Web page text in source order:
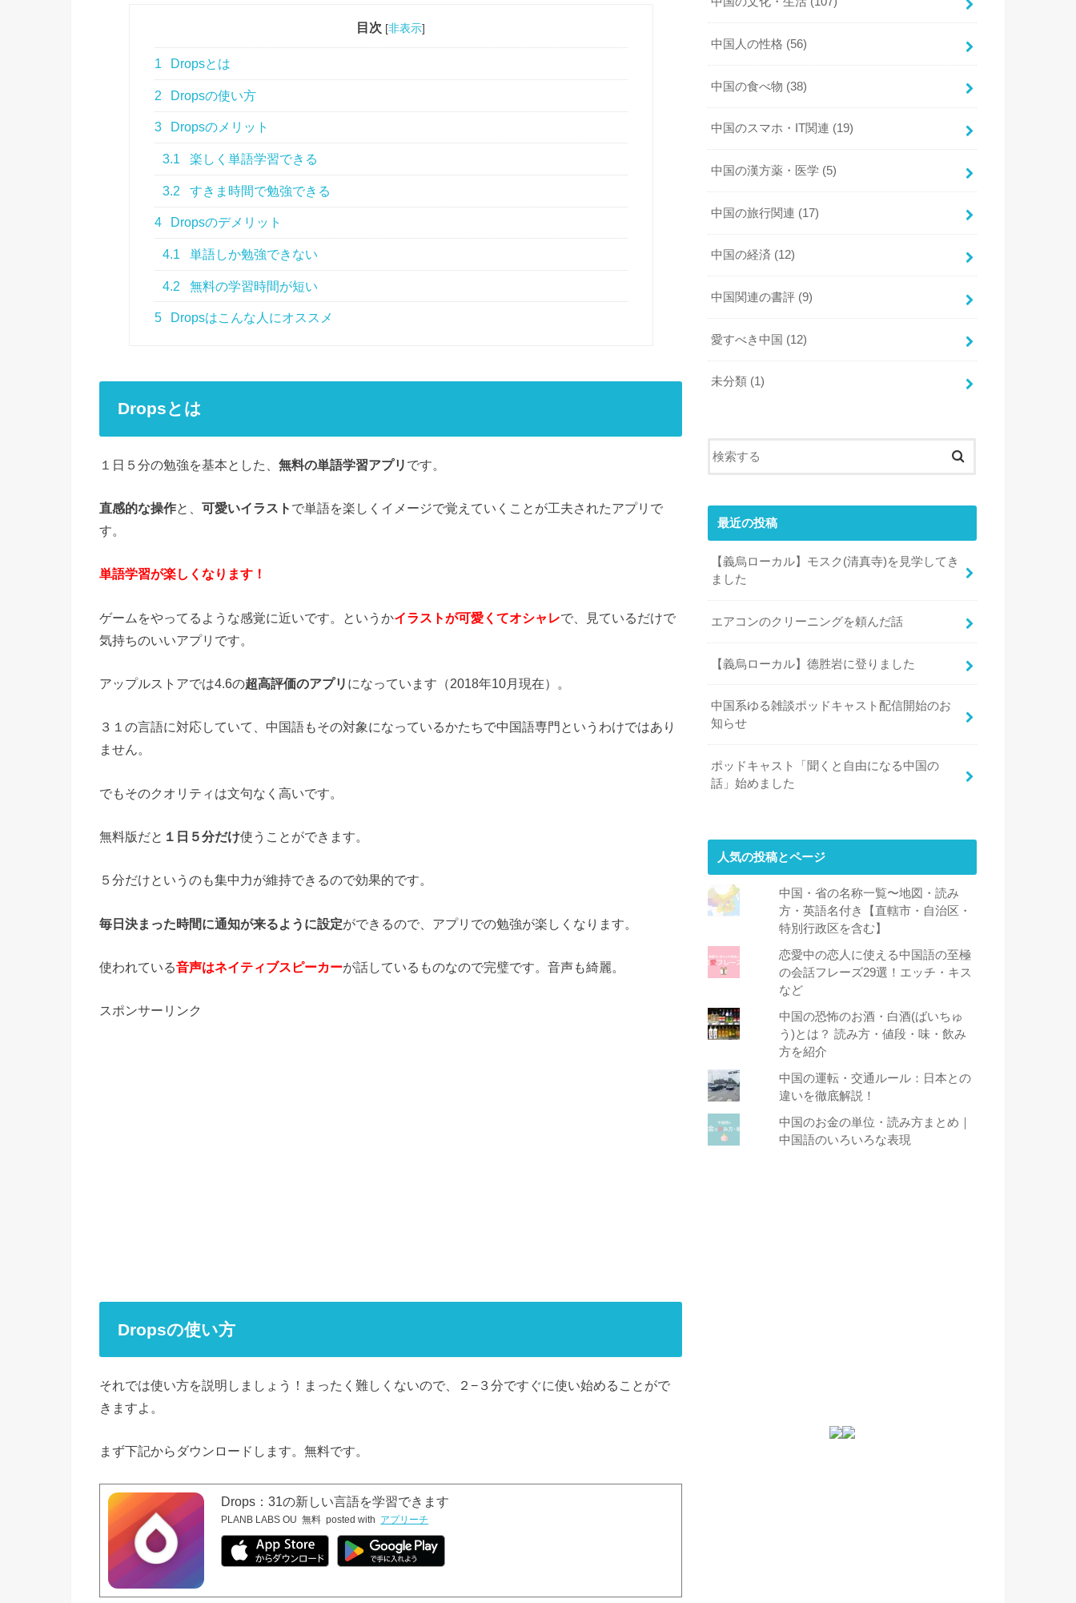
目次 [非表示]
1 Dropsとは
2 Dropsの使い方
3 Dropsのメリット
3.1 楽しく単語学習できる
3.2 すきま時間で勉強できる
4 Dropsのデメリット
4.1 単語しか勉強できない
4.2 無料の学習時間が短い
5 Dropsはこんな人にオススメ
Dropsとは
１日５分の勉強を基本とした、 無料の単語学習アプリ です。
直感的な操作と、 可愛いイラスト で単語を楽しくイメージで覚えていくことが工夫されたアプリで
す。
単語学習が楽しくなります！
ゲームをやってるような感覚に近いです。というかイラストが可愛くてオシャレで、見ているだけで
気持ちのいいアプリです。
アップルストアでは4.6の超高評価のアプリ になっています（2018年10月現在）。
３１の言語に対応していて、中国語もその対象になっているかたちで中国語専門というわけではあり
ません。
でもそのクオリティは文句なく高いです。
無料版だと １日５分だけ使うことができます。
５分だけというのも集中力が維持できるので効果的です。
毎日決まった時間に通知が来るように設定ができるので、アプリでの勉強が楽しくなります。
使われている音声はネイティブスピーカーが話しているものなので完璧です。音声も綺麗。
スポンサーリンク
Dropsの使い方
それでは使い方を説明しましょう！まったく難しくないので、２−３分ですぐに使い始めることがで
きますよ。
まず下記からダウンロードします。無料です。
Drops：31の新しい言語を学習できます
PLANB LABS OU 無料 posted with アプリーチ
中国人の性格 (56)
中国の食べ物 (38)
中国のスマホ・IT関連 (19)
中国の漢方薬・医学 (5)
中国の旅行関連 (17)
中国の経済 (12)
中国関連の書評 (9)
愛すべき中国 (12)
未分類 (1)
最近の投稿
【義烏ローカル】モスク(清真寺)を見学してき
ました
エアコンのクリーニングを頼んだ話
【義烏ローカル】德胜岩に登りました
中国系ゆる雑談ポッドキャスト配信開始のお
知らせ
ポッドキャスト「聞くと自由になる中国の
話」始めました
人気の投稿とページ
中国・省の名称一覧〜地図・読み
方・英語名付き【直轄市・自治区・
特別行政区を含む】
恋愛中の恋人に使える中国語の至極
の会話フレーズ29選！エッチ・キス
など
中国の恐怖のお酒・白酒(ばいちゅ
う)とは？ 読み方・値段・味・飲み
方を紹介
中国の運転・交通ルール：日本との
違いを徹底解説！
中国のお金の単位・読み方まとめ｜
中国語のいろいろな表現